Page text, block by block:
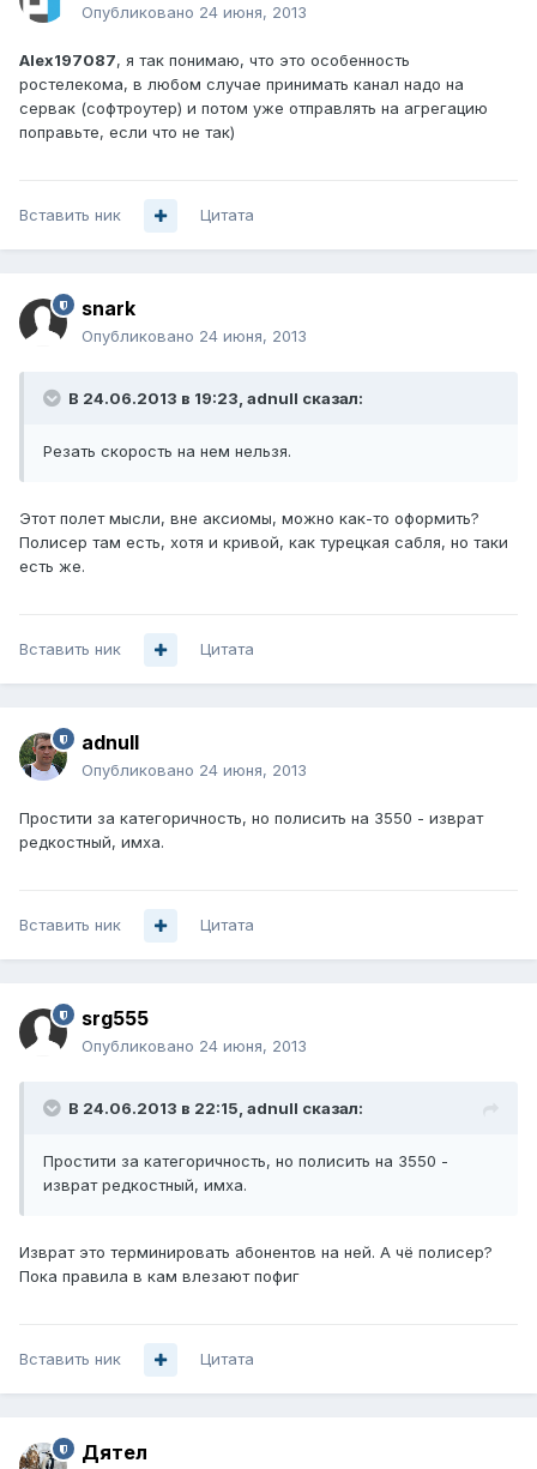
Опубликовано 24 июня, 2013
Alex197087, я так понимаю, что это особенность
ростелекома, в любом случае принимать канал надо на
сервак (софтроутер) и потом уже отправлять на агрегацию
поправьте, если что не так)
Вставить ник Цитата
snark
Опубликовано 24 июня, 2013
В 24.06.2013 в 19:23, adnull сказал:
Резать скорость на нем нельзя.
Этот полет мысли, вне аксиомы, можно как-то оформить?
Полисер там есть, хотя и кривой, как турецкая сабля, но таки
есть же.
Вставить ник Цитата
adnull
Опубликовано 24 июня, 2013
Простити за категоричность, но полисить на 3550 - изврат
редкостный, имха.
Вставить ник Цитата
srg555
Опубликовано 24 июня, 2013
В 24.06.2013 в 22:15, adnull сказал:
Простити за категоричность, но полисить на 3550 -
изврат редкостный, имха.
Изврат это терминировать абонентов на ней. А чё полисер?
Пока правила в кам влезают пофиг
Вставить ник Цитата
Дятел